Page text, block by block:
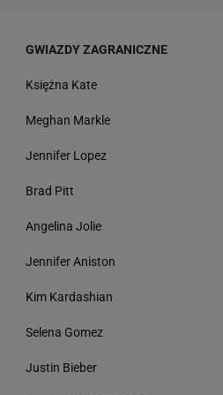
GWIAZDY ZAGRANICZNE
Księżna Kate
Meghan Markle
Jennifer Lopez
Brad Pitt
Angelina Jolie
Jennifer Aniston
Kim Kardashian
Selena Gomez
Justin Bieber